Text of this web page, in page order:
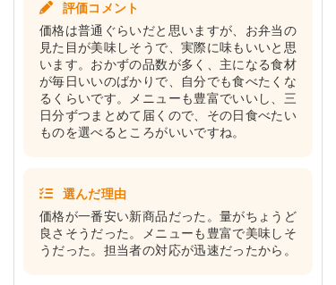
評価コメント
価格は普通ぐらいだと思いますが、お弁当の
見た目が美味しそうで、実際に味もいいと思
います。おかずの品数が多く、主になる食材
が毎日いいのばかりで、自分でも食べたくな
るくらいです。メニューも豊富でいいし、三
日分ずつまとめて届くので、その日食べたい
ものを選べるところがいいですね。
選んだ理由
価格が一番安い新商品だった。量がちょうど
良さそうだった。メニューも豊富で美味しそ
うだった。担当者の対応が迅速だったから。